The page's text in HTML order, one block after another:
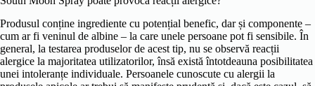
Produsul conține ingrediente cu potențial benefic, dar și componente –
cum ar fi veninul de albine – la care unele persoane pot fi sensibile. În
general, la testarea produselor de acest tip, nu se observă reacții
alergice la majoritatea utilizatorilor, însă există întotdeauna posibilitatea
unei intoleranțe individuale. Persoanele cunoscute cu alergii la